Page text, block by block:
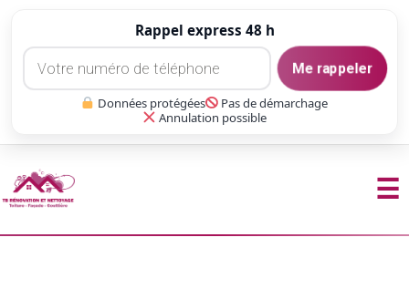
Rappel express 48 h
Me rappeler
Données protégées
Pas de démarchage
Annulation possible
☰